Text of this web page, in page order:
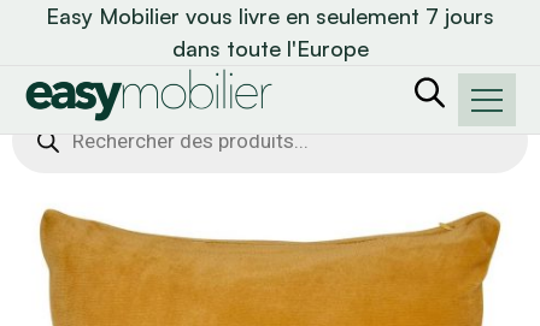
Easy Mobilier vous livre en seulement 7 jours
dans toute l'Europe
Recherche
de